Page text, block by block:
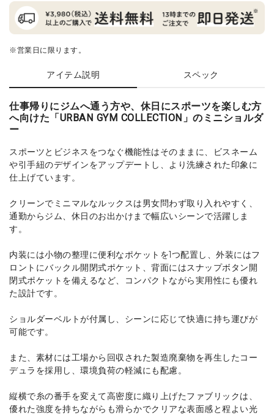
※営業日に限ります。
アイテム説明 スペック
仕事帰りにジムへ通う方や、休日にスポーツを楽しむ方
へ向けた「URBAN GYM COLLECTION」のミニショルダ
ー
スポーツとビジネスをつなぐ機能性はそのままに、ビスネーム
や引手紐のデザインをアップデートし、より洗練された印象に
仕上げています。
クリーンでミニマルなルックスは男女問わず取り入れやすく、
通勤からジム、休日のお出かけまで幅広いシーンで活躍しま
す。
内装には小物の整理に便利なポケットを1つ配置し、外装にはフ
ロントにバックル開閉式ポケット、背面にはスナップボタン開
閉式ポケットを備えるなど、コンパクトながら実用性にも優れ
た設計です。
ショルダーベルトが付属し、シーンに応じて快適に持ち運びが
可能です。
また、素材には工場から回収された製造廃棄物を再生したコー
デュラを採用し、環境負荷の軽減にも配慮。
縦横で糸の番手を変えて高密度に織り上げたファブリックは、
優れた強度を持ちながらも滑らかでクリアな表面感と程よい光